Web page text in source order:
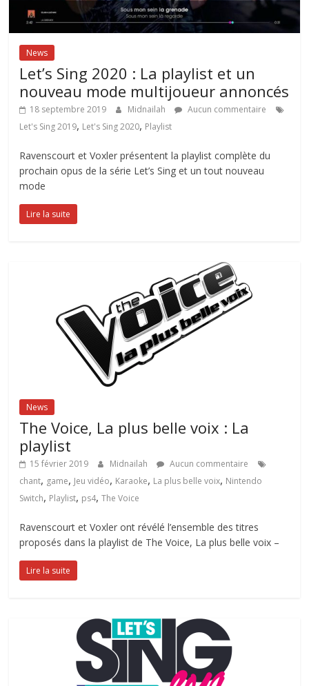
News
Let’s Sing 2020 : La playlist et un
nouveau mode multijoueur annoncés
18 septembre 2019 Midnailah
Aucun commentaire
Let's Sing 2019, Let's Sing 2020, Playlist
Ravenscourt et Voxler présentent la playlist complète du
prochain opus de la série Let’s Sing et un tout nouveau
mode
Lire la suite
News
The Voice, La plus belle voix : La
playlist
15 février 2019 Midnailah
Aucun commentaire
chant, game, Jeu vidéo, Karaoke, La plus belle voix, Nintendo
Switch, Playlist, ps4,The Voice
Ravenscourt et Voxler ont révélé l’ensemble des titres
proposés dans la playlist de The Voice, La plus belle voix –
Lire la suite